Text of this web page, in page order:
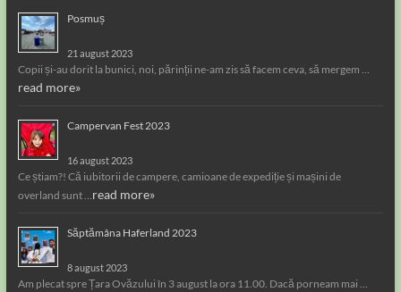
Posmuș
21 august 2023
Copii și-au dorit la bunici, noi, părinții ne-am zis să facem ceva, să mergem …
read more»
Campervan Fest 2023
16 august 2023
Ce știam?! Că iubitorii de campere, camioane de expediție și mașini de
overland sunt … read more»
Săptămâna Haferland 2023
8 august 2023
Am plecat spre Țara Ovăzului în 3 august la ora 11.00. Dacă porneam mai …